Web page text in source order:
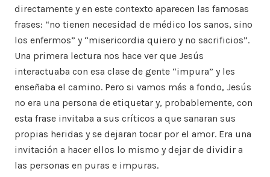
directamente y en este contexto aparecen las famosas
frases: “no tienen necesidad de médico los sanos, sino
los enfermos” y “misericordia quiero y no sacrificios”.
Una primera lectura nos hace ver que Jesús
interactuaba con esa clase de gente “impura” y les
enseñaba el camino. Pero si vamos más a fondo, Jesús
no era una persona de etiquetar y, probablemente, con
esta frase invitaba a sus críticos a que sanaran sus
propias heridas y se dejaran tocar por el amor. Era una
invitación a hacer ellos lo mismo y dejar de dividir a
las personas en puras e impuras.